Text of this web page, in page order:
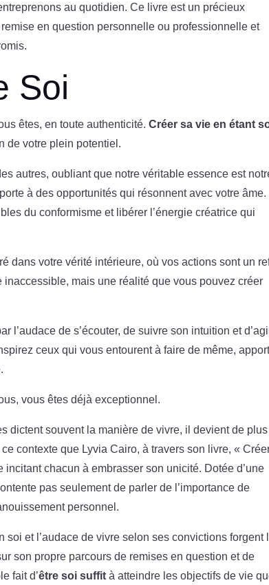
au quotidien. Ce livre est un précieux
en question personnelle ou professionnelle et
Soi
êtes, en toute authenticité.Créer sa vie en étant
de votre plein potentiel.
autres, oubliant que notre véritable essence est
à des opportunités qui résonnent avec votre âme.
du conformisme et libérer l’énergie créatrice qui
dans votre vérité intérieure, où vos actions sont un
mais une réalité que vous pouvez créer
l’audace de s’écouter, de suivre son intuition et
ceux qui vous entourent à faire de même,
vous êtes déjà exceptionnel.
dictent souvent la manière de vivre, il devient de plus
ce contexte que Lyvia Cairo, à travers son livre, «
chacun à embrasser son unicité. Dotée d’une
pas seulement de parler de l’importance de
personnel.
et l’audace de vivre selon ses convictions forgent
son propre parcours de remises en question et de
fait d’être soi suffit à atteindre les objectifs de vie